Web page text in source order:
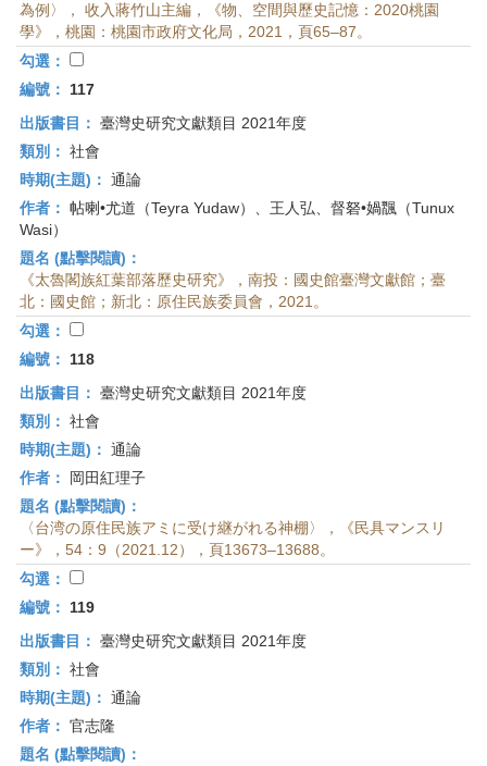
為例〉， 收入蔣竹山主編，《物、空間與歷史記憶：2020桃園
學》，桃園：桃園市政府文化局，2021，頁65–87。
勾選：
編號：
117
出版書目： 臺灣史研究文獻類目 2021年度
類別： 社會
時期(主題)： 通論
作者： 帖喇•尤道（Teyra Yudaw）、王人弘、督砮•媧飁（Tunux
Wasi）
題名 (點擊閱讀)：
《太魯閣族紅葉部落歷史研究》，南投：國史館臺灣文獻館；臺
北：國史館；新北：原住民族委員會，2021。
勾選：
編號：
118
出版書目： 臺灣史研究文獻類目 2021年度
類別： 社會
時期(主題)： 通論
作者：
岡田紅理子
題名 (點擊閱讀)：
〈台湾の原住民族アミに受け継がれる神棚〉，《民具マンスリ
ー》，54：9（2021.12），頁13673–13688。
勾選：
編號：
119
出版書目： 臺灣史研究文獻類目 2021年度
類別： 社會
時期(主題)： 通論
作者： 官志隆
題名 (點擊閱讀)：